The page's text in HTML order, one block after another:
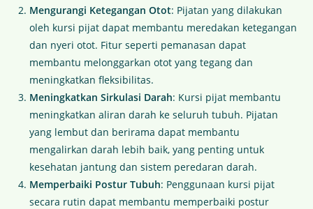
Mengurangi Ketegangan Otot: Pijatan yang dilakukan
oleh kursi pijat dapat membantu meredakan ketegangan
dan nyeri otot. Fitur seperti pemanasan dapat
membantu melonggarkan otot yang tegang dan
meningkatkan fleksibilitas.
Meningkatkan Sirkulasi Darah: Kursi pijat membantu
meningkatkan aliran darah ke seluruh tubuh. Pijatan
yang lembut dan berirama dapat membantu
mengalirkan darah lebih baik, yang penting untuk
kesehatan jantung dan sistem peredaran darah.
Memperbaiki Postur Tubuh: Penggunaan kursi pijat
secara rutin dapat membantu memperbaiki postur